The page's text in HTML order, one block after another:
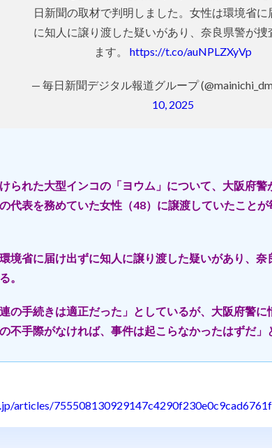
日新聞の取材で判明しました。女性は環境省に
に知人に譲り渡した疑いがあり、奈良県警が捜
ます。 https://t.co/auNPLZXyVp
— 毎日新聞デジタル報道グループ
10, 2025
られた大型インコの「ヨウム」について、大阪府警
代表を務めていた女性（48）に譲渡していたこと
境省に届け出ずに知人に譲り渡した疑いがあり、奈
。
の手続きは適正だった」としているが、大阪府警に
不手際がなければ、事件は起こらなかったはずだ」
articles/